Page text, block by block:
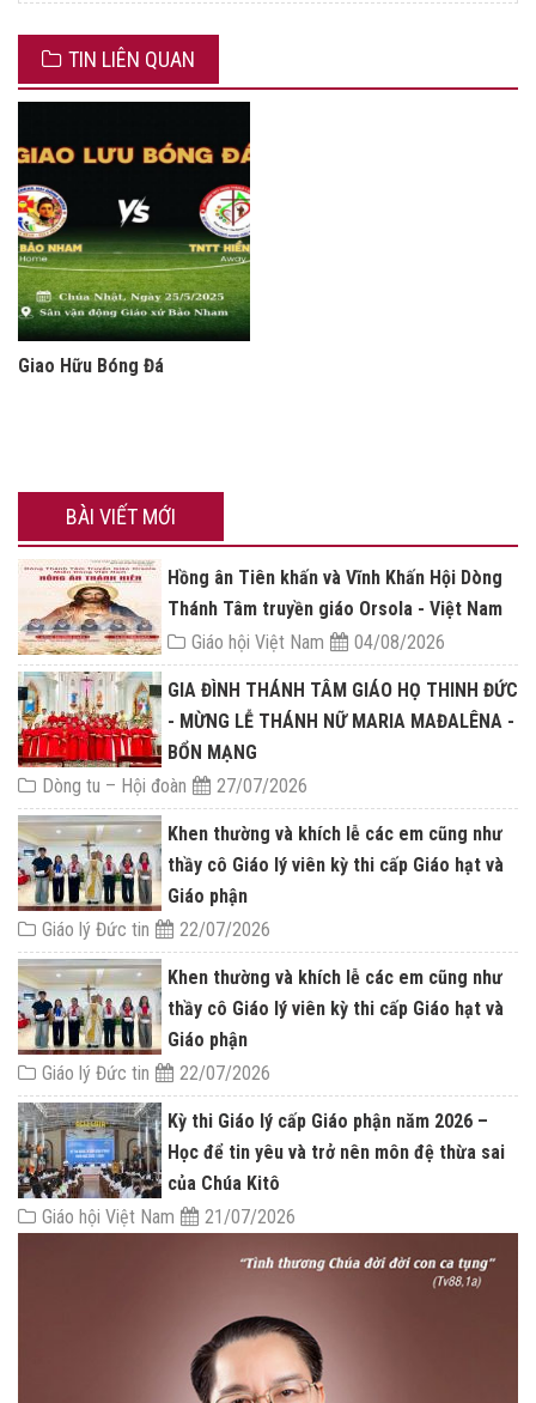
TIN LIÊN QUAN
Giao Hữu Bóng Đá
BÀI VIẾT MỚI
Hồng ân Tiên khấn và Vĩnh Khấn Hội Dòng
Thánh Tâm truyền giáo Orsola - Việt Nam
Giáo hội Việt Nam
04/08/2026
GIA ĐÌNH THÁNH TÂM GIÁO HỌ THINH ĐỨC
- MỪNG LỄ THÁNH NỮ MARIA MAĐALÊNA -
BỔN MẠNG
Dòng tu – Hội đoàn
27/07/2026
Khen thường và khích lễ các em cũng như
thầy cô Giáo lý viên kỳ thi cấp Giáo hạt và
Giáo phận
Giáo lý Đức tin
22/07/2026
Khen thường và khích lễ các em cũng như
thầy cô Giáo lý viên kỳ thi cấp Giáo hạt và
Giáo phận
Giáo lý Đức tin
22/07/2026
Kỳ thi Giáo lý cấp Giáo phận năm 2026 –
Học để tin yêu và trở nên môn đệ thừa sai
của Chúa Kitô
Giáo hội Việt Nam
21/07/2026